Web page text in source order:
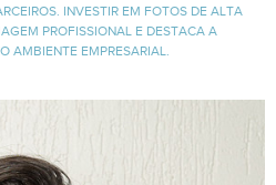
INVESTIR EM FOTOS DE ALTA
PROFISSIONAL E DESTACA A
AMBIENTE EMPRESARIAL.